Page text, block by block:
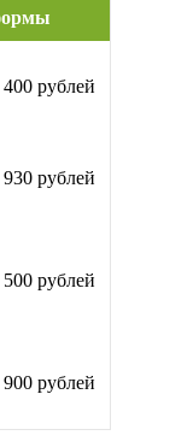
400 рублей
930 рублей
500 рублей
900 рублей